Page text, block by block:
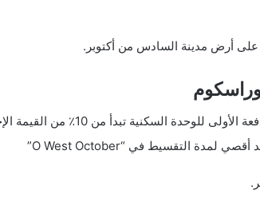
على أرض مدينة السادس من أكتوبر.
تبدأ من 10٪ من القيمة الإجمالية للوحدة السكنية.